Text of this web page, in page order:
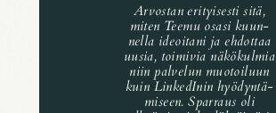
Arvos­tan erityi­sesti sitä,
miten Teemu osasi kuun­
nella ideoi­tani ja ehdot­taa
uusia, toimi­via näkö­kul­mia
niin palve­lun muotoi­luun
kuin Linke­dI­nin hyödyn­tä­
mi­seen. Spar­raus oli